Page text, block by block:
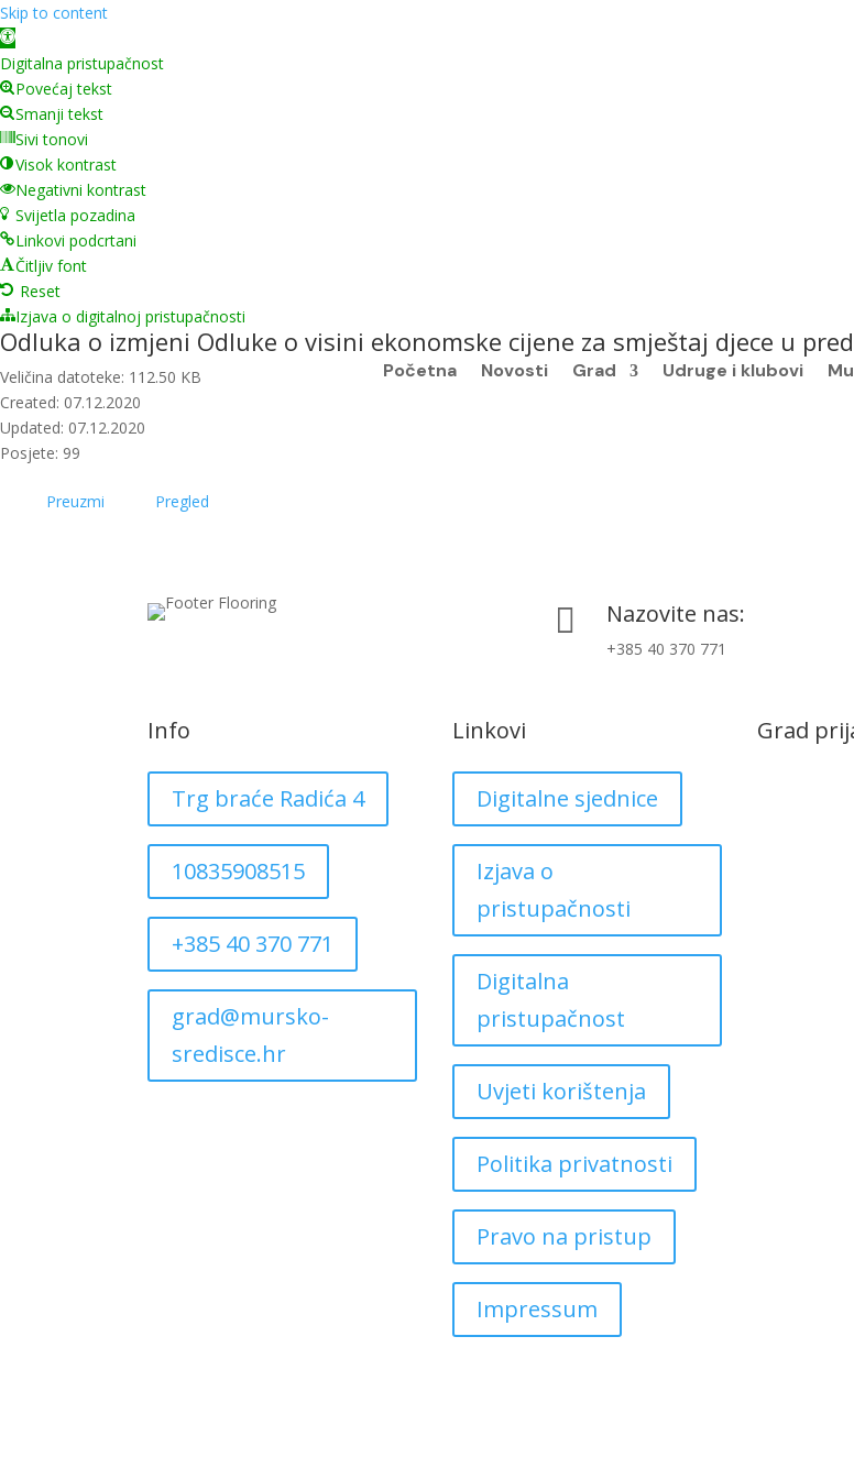
Skip to content
Open toolbar
Digitalna pristupačnost
Povećaj tekst
Smanji tekst
Sivi tonovi
Visok kontrast
Negativni kontrast
Svijetla pozadina
Linkovi podcrtani
Čitljiv font
Reset
Izjava o digitalnoj pristupačnosti
Početna Novosti Grad Udruge i klubovi
Odluka o izmjeni Odluke o visini ekonomske cijene za smještaj djece u
Veličina datoteke: 112.50 KB
Created: 07.12.2020
Updated: 07.12.2020
Posjete: 99
Preuzmi Pregled
 Nazovite nas:
+385 40 370 771
Info
Trg braće Radića 4
10835908515
+385 40 370 771
grad@mursko-
sredisce.hr
Linkovi
Digitalne sjednice
Izjava o
pristupačnosti
Digitalna
pristupačnost
Uvjeti korištenja
Politika privatnosti
Pravo na pristup
Impressum
Grad